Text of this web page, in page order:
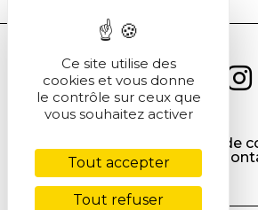
Politique de
Cookies
Ce site utilise des
cookies et vous donne
le contrôle sur ceux que
vous souhaitez activer
Tout accepter
Tout refuser